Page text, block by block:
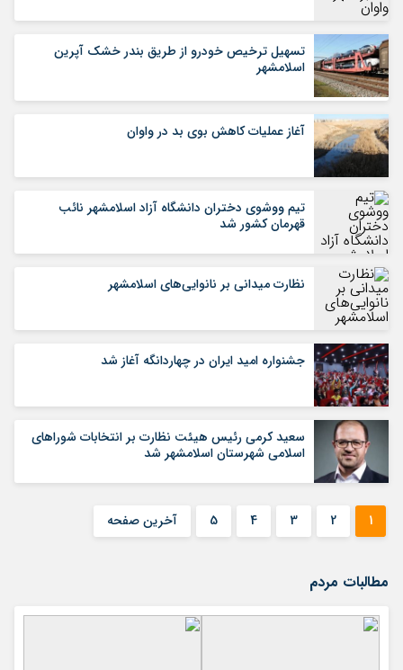
تسهیل ترخیص خودرو از طریق بندر خشک آپرین
اسلامشهر
آغاز عملیات کاهش بوی بد در واوان
تیم ووشوی دختران دانشگاه آزاد اسلامشهر نائب
قهرمان کشور شد
نظارت میدانی بر نانوایی‌های اسلامشهر
جشنواره امید ایران در چهاردانگه آغاز شد
سعید کرمی رئیس هیئت نظارت بر انتخابات شوراهای
اسلامی شهرستان اسلامشهر شد
1
2
3
4
5 آخرین صفحه
مطالبات مردم